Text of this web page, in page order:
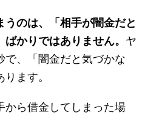
うのは、「相手が闇金だと
かりではありません。 ヤ
で、「闇金だと気づかな
ます。
から借金してしまった場